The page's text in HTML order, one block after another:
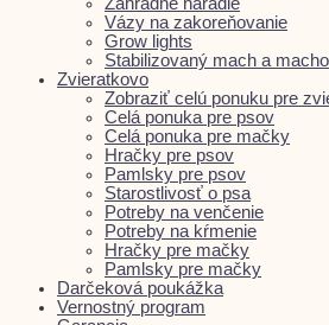
Vázy na zakoreňovanie
Grow lights
Stabilizovaný mach a
Zvieratkovo
Zobraziť celú ponuku pre
Celá ponuka pre psov
Celá ponuka pre mačky
Hračky pre psov
Pamlsky pre psov
Starostlivosť o psa
Potreby na venčenie
Potreby na kŕmenie
Hračky pre mačky
Pamlsky pre mačky
Darčeková poukážka
Vernostný program